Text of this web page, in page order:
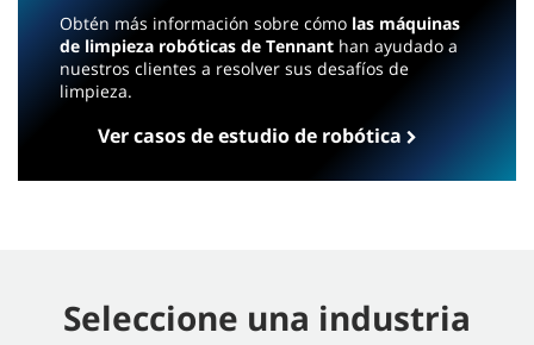
Obtén más información sobre cómo las máquinas
de limpieza robóticas de Tennant han ayudado a
nuestros clientes a resolver sus desafíos de
limpieza.
Ver casos de estudio de robótica
Seleccione una industria